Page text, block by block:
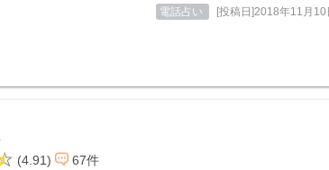
電話占い [投稿日]2018年11月
(4.91) 67件